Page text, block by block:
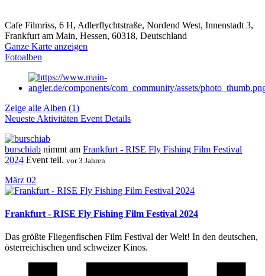
Cafe Filmriss, 6 H, Adlerflychtstraße, Nordend West, Innenstadt 3,
Frankfurt am Main, Hessen, 60318, Deutschland
Ganze Karte anzeigen
Fotoalben
Zeige alle Alben (1)
Neueste Aktivitäten Event Details
burschiab nimmt am Frankfurt - RISE Fly Fishing Film Festival
2024 Event teil. vor 3 Jahren
März 02
Frankfurt - RISE Fly Fishing Film Festival 2024
Das größte Fliegenfischen Film Festival der Welt! In den deutschen,
österreichischen und schweizer Kinos.